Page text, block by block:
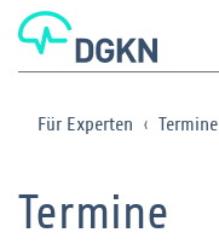
Für Experten Termine
Termine